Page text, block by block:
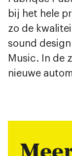
bij het hele
zo de
sound
Music. In de
nieuwe